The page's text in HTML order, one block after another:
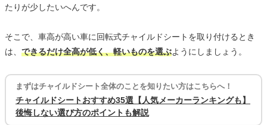
たりが少したいへんです。
そこで、車高が高い車に回転式チャイルドシートを取り付けるとき
は、 できるだけ全高が低く、軽いものを選ぶようにしましょう。
まずはチャイルドシート全体のことを知りたい方はこちらへ！
チャイルドシートおすすめ35選【人気メーカーランキングも】
後悔しない選び方のポイントも解説